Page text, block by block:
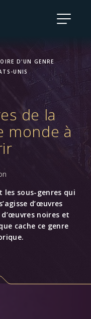
D'UN GENRE
UNIS
de la
monde à
sous-genres qui
d’œuvres
noires et
cache ce genre